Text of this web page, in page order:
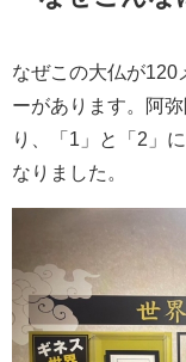
なぜこの大仏が120
ーがあります。阿
り、「1」と「2」
なりました。